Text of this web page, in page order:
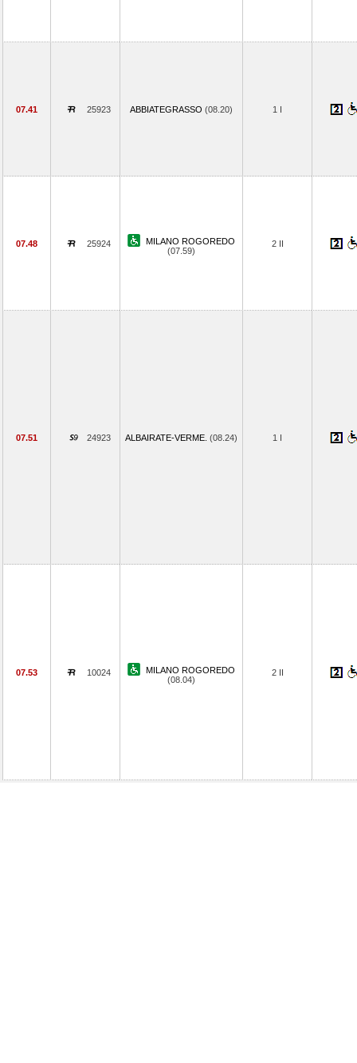
07.41 25923 ABBIATEGRASSO (08.20) 1 I
07.48 25924
MILANO ROGOREDO
(07.59)
2 II
07.51 24923 ALBAIRATE-VERME. (08.24) 1 I
07.53 10024
MILANO ROGOREDO
(08.04)
2 II